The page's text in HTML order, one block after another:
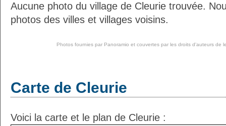
Aucune photo du village de Cleurie trouvée.
photos des villes et villages voisins.
Photos fournies par Panoramio et couvertes par les droits d'auteurs de
Carte de Cleurie
Voici la carte et le plan de Cleurie :